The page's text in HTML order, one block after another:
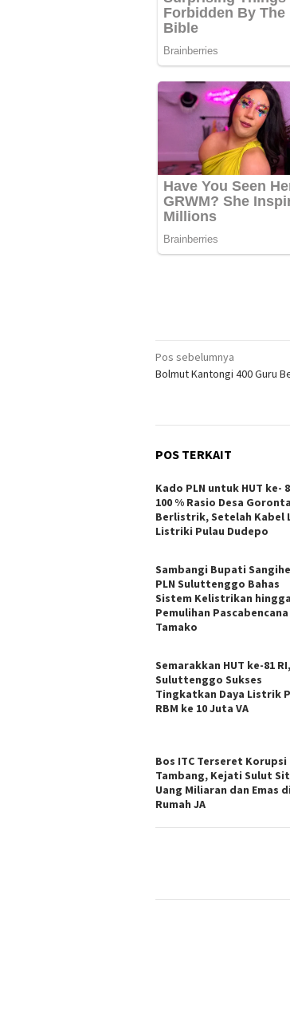
Navigasi
pos
Pos sebelumnya
Bolmut Kantongi 400 Guru
POS TERKAIT
Kado PLN untuk HUT ke-
100 % Rasio Desa
Berlistrik, Setelah Kabel
Listriki Pulau Dudepo
Sambangi Bupati
PLN Suluttenggo Bahas
Sistem Kelistrikan hingga
Pemulihan Pascabencana
Tamako
Semarakkan HUT ke-81
Suluttenggo Sukses
Tingkatkan Daya Listrik
RBM ke 10 Juta VA
Bos ITC Terseret Korupsi
Tambang, Kejati Sulut
Uang Miliaran dan Emas di
Rumah JA